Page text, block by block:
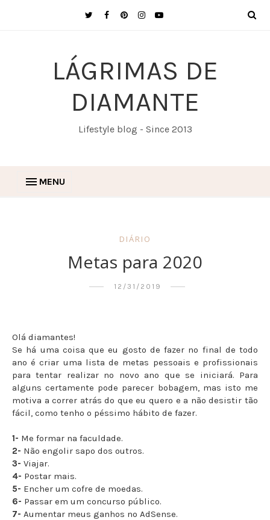
LÁGRIMAS DE
DIAMANTE
Lifestyle blog - Since 2013
MENU
DIÁRIO
Metas para 2020
12/31/2019
Olá diamantes!
Se há uma coisa que eu gosto de fazer no final de todo
ano é criar uma lista de metas pessoais e profissionais
para tentar realizar no novo ano que se iniciará. Para
alguns certamente pode parecer bobagem, mas isto me
motiva a correr atrás do que eu quero e a não desistir tão
fácil, como tenho o péssimo hábito de fazer.
1- Me formar na faculdade.
2- Não engolir sapo dos outros.
3- Viajar.
4- Postar mais.
5- Encher um cofre de moedas.
6- Passar em um concurso público.
7- Aumentar meus ganhos no AdSense.